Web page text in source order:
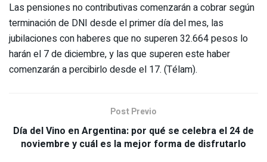
Las pensiones no contributivas comenzarán a cobrar según
terminación de DNI desde el primer día del mes, las
jubilaciones con haberes que no superen 32.664 pesos lo
harán el 7 de diciembre, y las que superen este haber
comenzarán a percibirlo desde el 17. (Télam).
Post Previo
Día del Vino en Argentina: por qué se celebra el 24 de
noviembre y cuál es la mejor forma de disfrutarlo